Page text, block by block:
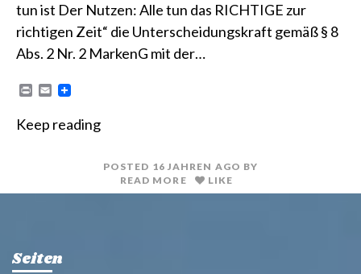
tun ist Der Nutzen: Alle tun das RICHTIGE zur
richtigen Zeit“ die Unterscheidungskraft gemäß § 8
Abs. 2 Nr. 2 MarkenG mit der…
n
E
i
Keep reading
POSTED 16 JAHREN AGO BY
READ MORE
LIKE
Seiten